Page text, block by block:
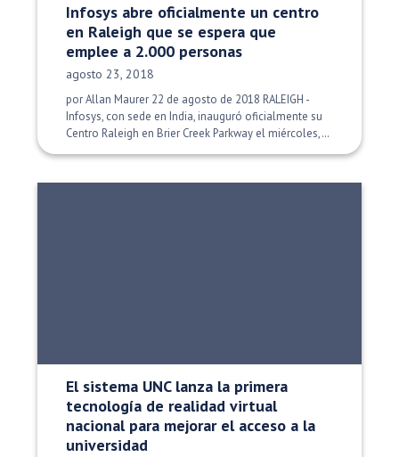
Infosys abre oficialmente un centro
en Raleigh que se espera que
emplee a 2.000 personas
Fecha de publicación:
agosto 23, 2018
por Allan Maurer 22 de agosto de 2018 RALEIGH -
Infosys, con sede en India, inauguró oficialmente su
Centro Raleigh en Brier Creek Parkway el miércoles,…
El sistema UNC lanza la primera
tecnología de realidad virtual
nacional para mejorar el acceso a la
universidad